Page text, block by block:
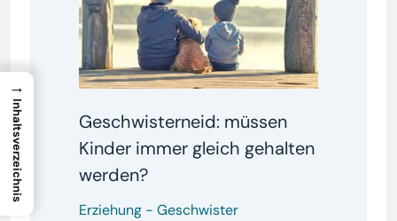
Geschwisterneid: müssen
Kinder immer gleich gehalten
werden?
Erziehung- Geschwister
→
Inhaltsverzeichnis